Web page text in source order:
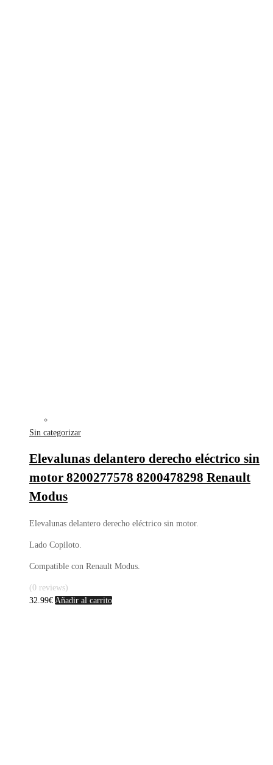
Sin categorizar
Elevalunas delantero derecho eléctrico sin
motor 8200277578 8200478298 Renault
Modus
Elevalunas delantero derecho eléctrico sin motor.
Lado Copiloto.
Compatible con Renault Modus.
(0 reviews)
32.99€ Añadir al carrito